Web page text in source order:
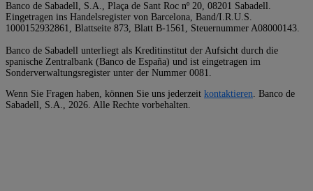
Banco de Sabadell, S.A., Plaça de Sant Roc nº 20, 08201 Sabadell.
Eingetragen ins Handelsregister von Barcelona, Band/I.R.U.S.
1000152932861, Blattseite 873, Blatt B-1561, Steuernummer A08000143.
Banco de Sabadell unterliegt als Kreditinstitut der Aufsicht durch die
spanische Zentralbank (Banco de España) und ist eingetragen im
Sonderverwaltungsregister unter der Nummer 0081.
Wenn Sie Fragen haben, können Sie uns jederzeit kontaktieren. Banco de
Sabadell, S.A., 2026. Alle Rechte vorbehalten.